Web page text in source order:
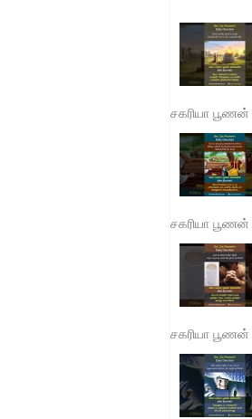
சகரியா பூணன்
சகரியா பூணன்
சகரியா பூணன்